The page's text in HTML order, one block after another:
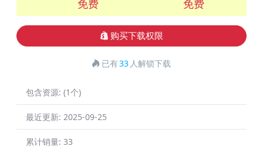
免费 免费
购买下载权限
已有33 人解锁下载
包含资源: (1个)
最近更新: 2025-09-25
累计销量: 33